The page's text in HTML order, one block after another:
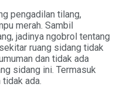
pengadilan tilang,
merah. Sambil
jadinya ngobrol tentang
ruang sidang tidak
dan tidak ada
sidang ini. Termasuk
tidak ada.